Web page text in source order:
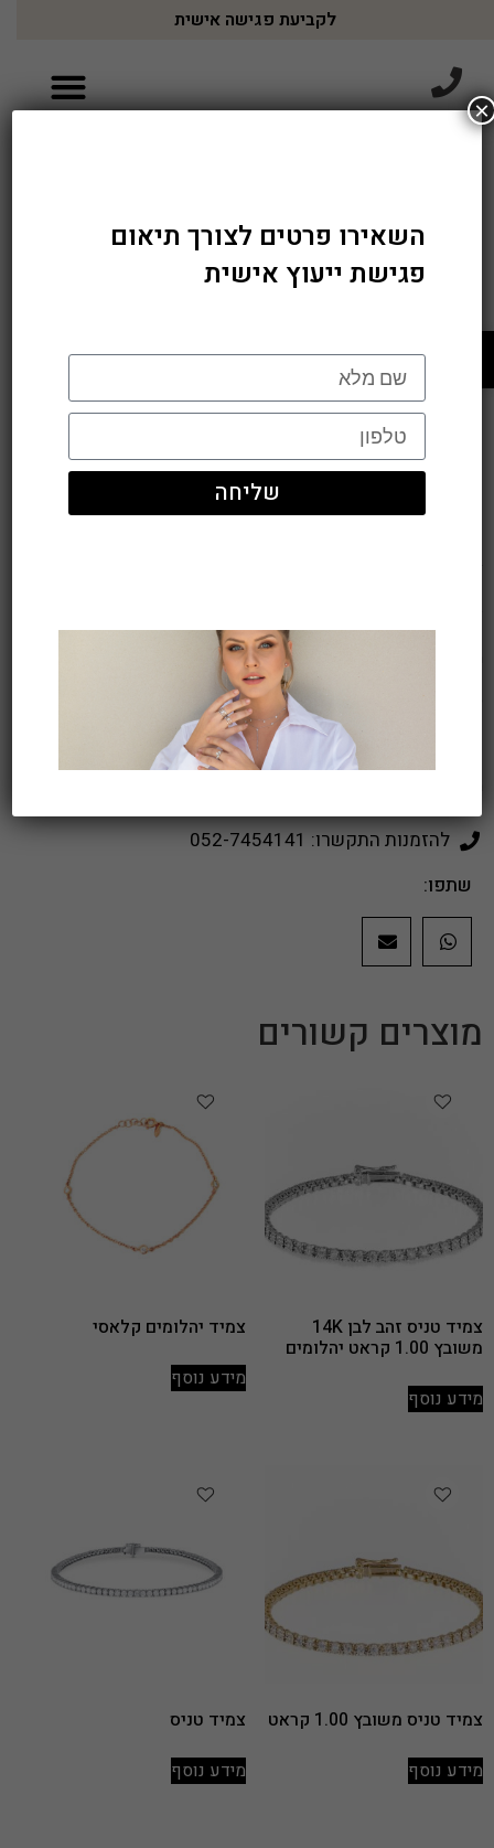
פתח סרגל נגישות
לקביעת פגישה אישית
סמל של זהות וזוהר בעיצוב עדין ועל-זמני.
להזמנות התקשרו: 052-7454141
שתפו:
מוצרים קשורים
צמיד טניס זהב לבן 14K
משובץ 1.00 קראט יהלומים
מידע נוסף
צמיד יהלומים קלאסי
מידע נוסף
צמיד טניס משובץ 1.00 קראט
מידע נוסף
צמיד טניס
מידע נוסף
השאירו פרטים לצורך תיאום
פגישת ייעוץ אישית
שליחה
×